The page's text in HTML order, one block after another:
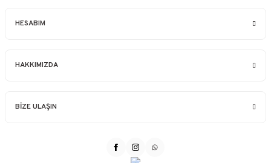
HESABIM
HAKKIMIZDA
BİZE ULAŞIN